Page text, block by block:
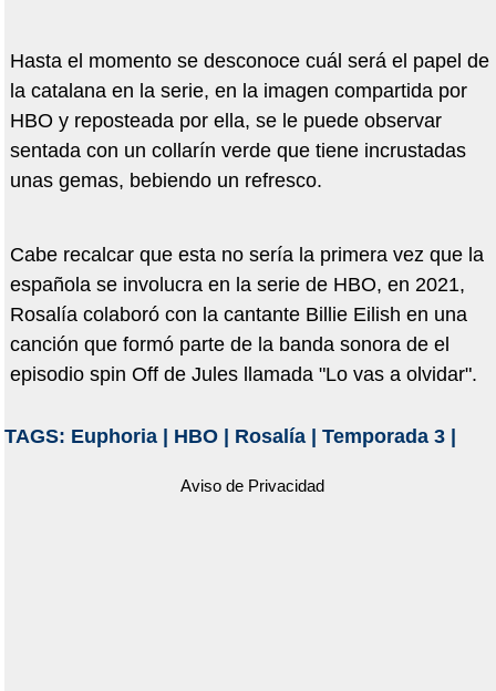
Hasta el momento se desconoce cuál será el papel de
la catalana en la serie, en la imagen compartida por
HBO y reposteada por ella, se le puede observar
sentada con un collarín verde que tiene incrustadas
unas gemas, bebiendo un refresco.
Cabe recalcar que esta no sería la primera vez que la
española se involucra en la serie de HBO, en 2021,
Rosalía colaboró con la cantante Billie Eilish en una
canción que formó parte de la banda sonora de el
episodio spin Off de Jules llamada "Lo vas a olvidar".
TAGS: Euphoria| HBO| Rosalía| Temporada 3|
Aviso de Privacidad